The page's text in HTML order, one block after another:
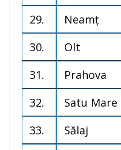
29.
Neamț
30.
Olt
31.
Prahova
32.
Satu Mare
33.
Sălaj